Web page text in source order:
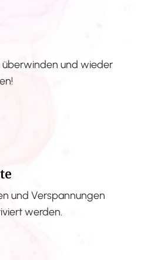
überwinden und wieder
und Verspannungen
werden.